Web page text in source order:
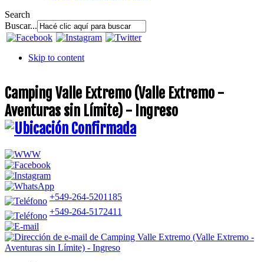
Search
Buscar...
Skip to content
Camping Valle Extremo (Valle Extremo -
Aventuras sin Límite) - Ingreso
+549-264-5201185
+549-264-5172411